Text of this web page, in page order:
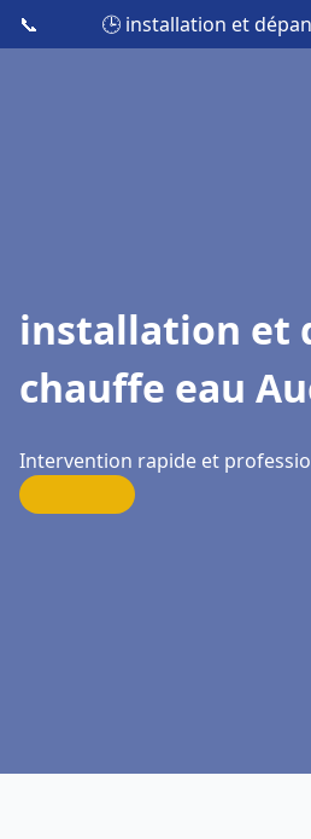
📞 🕒 installation et
installation et
chauffe eau
Intervention rapide et